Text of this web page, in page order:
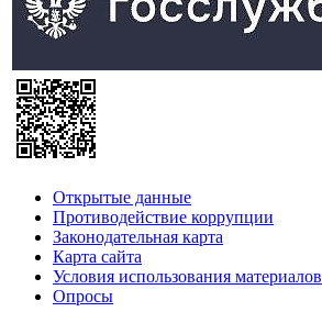
Открытые данные
Противодействие коррупции
Законодательная карта
Карта сайта
Условия использования материалов
Опросы